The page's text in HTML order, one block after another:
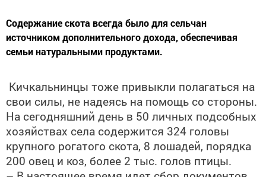
​​​​​​​Содержание скота всегда было для сельчан
источником дополнительного дохода, обеспечивая
семьи натуральными продуктами.
Кичкальнинцы тоже привыкли полагаться на
свои силы, не надеясь на помощь со стороны.
На сегодняшний день в 50 личных подсобных
хозяйствах села содержится 324 головы
крупного рогатого скота, 8 лошадей, порядка
200 овец и коз, более 2 тыс. голов птицы.